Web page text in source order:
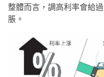
整體而言，調高利率會給
脹。